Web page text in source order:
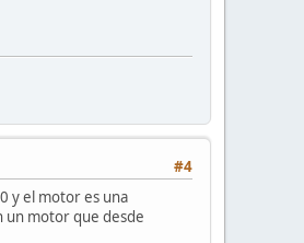
#4
y el motor es una
un motor que desde